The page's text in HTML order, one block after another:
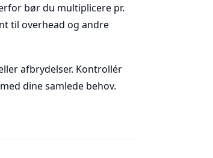
bør du multiplicere pr.
til overhead og andre
afbrydelser. Kontrollér
dine samlede behov.